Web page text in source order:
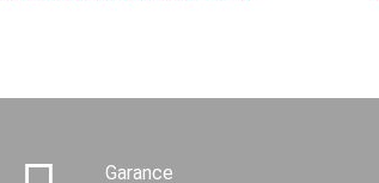
Garance